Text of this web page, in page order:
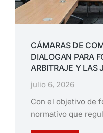
CÁMARAS DE
DIALOGAN PARA
ARBITRAJE Y LAS
julio 6, 2026
Con el objetivo de
normativo que